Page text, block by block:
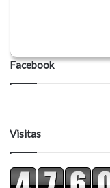
Facebook
Visitas